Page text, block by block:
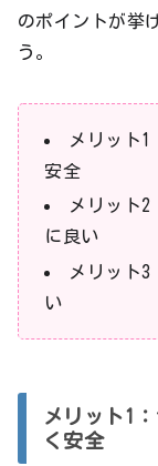
のポイントが挙
う。
メリット1
安全
メリット2
に良い
メリット
い
メリット1
く安全